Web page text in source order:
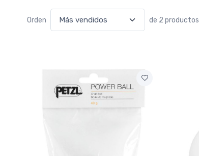
Orden de 2 productos